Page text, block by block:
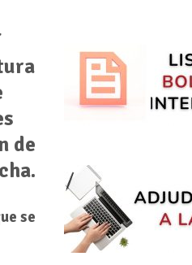
de
se